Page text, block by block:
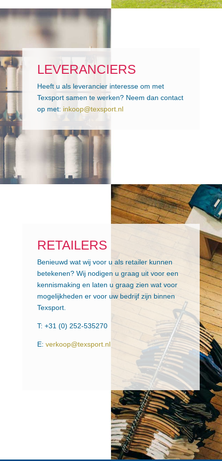
LEVERANCIERS
Heeft u als leverancier interesse om met
Texsport samen te werken? Neem dan contact
op met: inkoop@texsport.nl
RETAILERS
Benieuwd wat wij voor u als retailer kunnen
betekenen? Wij nodigen u graag uit voor een
kennismaking en laten u graag zien wat voor
mogelijkheden er voor uw bedrijf zijn binnen
Texsport.
T: +31 (0) 252-535270
E: verkoop@texsport.nl